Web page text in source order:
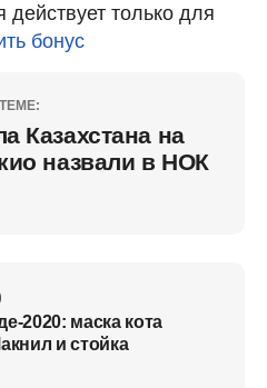
действует только для
бонус
Казахстана на
назвали в НОК
2020: маска кота
и стойка